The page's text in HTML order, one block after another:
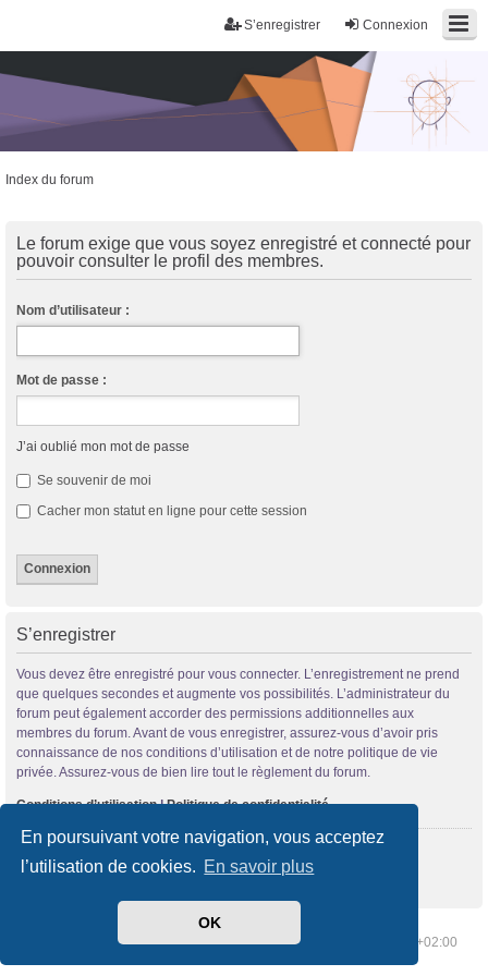
En poursuivant votre navigation, vous acceptez
l’utilisation de cookies. En savoir plus
OK
Connexion
S’enregistrer
Index du forum
Le forum exige que vous soyez enregistré et connecté pour
pouvoir consulter le profil des membres.
Nom d’utilisateur :
Mot de passe :
J’ai oublié mon mot de passe
Se souvenir de moi
Cacher mon statut en ligne pour cette session
S’enregistrer
Vous devez être enregistré pour vous connecter. L’enregistrement ne prend
que quelques secondes et augmente vos possibilités. L’administrateur du
forum peut également accorder des permissions additionnelles aux
membres du forum. Avant de vous enregistrer, assurez-vous d’avoir pris
connaissance de nos conditions d’utilisation et de notre politique de vie
privée. Assurez-vous de bien lire tout le règlement du forum.
Conditions d’utilisation|Politique de confidentialité
S’enregistrer
Supprimer les cookies Heures au format UTC+02:00